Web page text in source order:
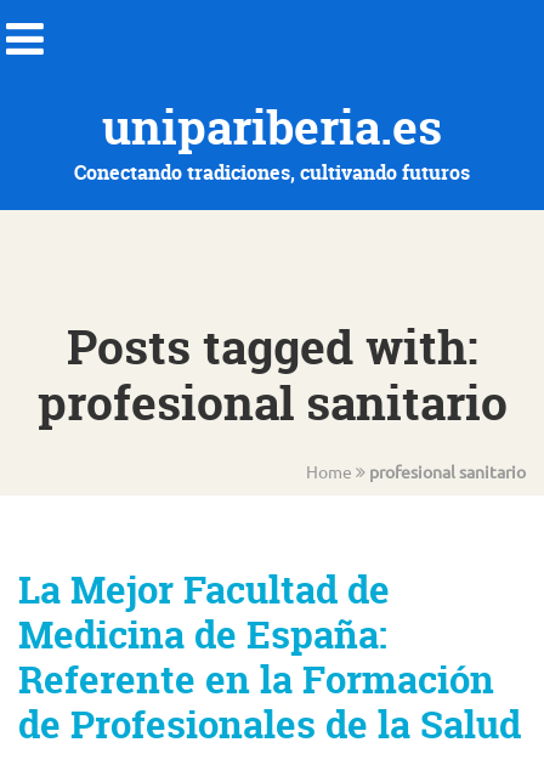
unipariberia.es
Conectando tradiciones, cultivando futuros
Posts tagged with:
profesional sanitario
Home profesional sanitario
La Mejor Facultad de
Medicina de España:
Referente en la Formación
de Profesionales de la Salud